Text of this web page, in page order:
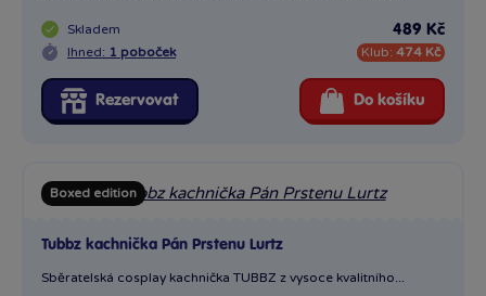
Skladem
Ihned: 1 poboček
489 Kč
Klub: 474 Kč
Rezervovat Do košíku
Boxed edition
Tubbz kachnička Pán Prstenu Lurtz
Sběratelská cosplay kachnička TUBBZ z vysoce kvalitního...